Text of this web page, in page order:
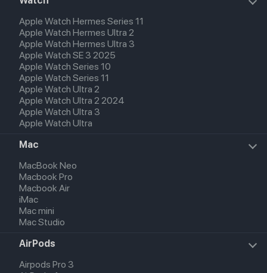
Apple Watch Hermes Series 11
Apple Watch Hermes Ultra 2
Apple Watch Hermes Ultra 3
Apple Watch SE 3 2025
Apple Watch Series 10
Apple Watch Series 11
Apple Watch Ultra 2
Apple Watch Ultra 2 2024
Apple Watch Ultra 3
Apple Watch Ultra
Mac
MacBook Neo
Macbook Pro
Macbook Air
iMac
Mac mini
Mac Studio
AirPods
Airpods Pro 3